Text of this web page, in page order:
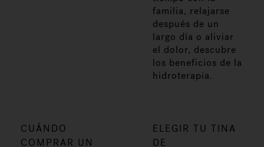
familia, relajarse
después de un
largo día o aliviar
el dolor, descubre
los beneficios de la
hidroterapia.
CUÁNDO
COMPRAR UN
ELEGIR TU TINA
DE